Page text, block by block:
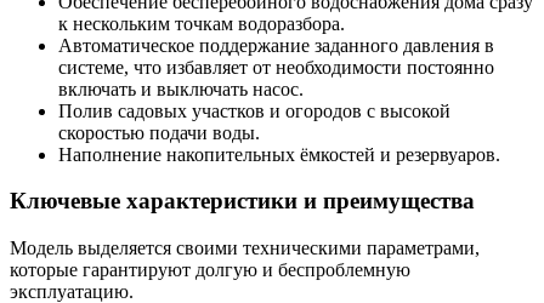
к нескольким точкам водоразбора.
Автоматическое поддержание заданного давления в
системе, что избавляет от необходимости постоянно
включать и выключать насос.
Полив садовых участков и огородов с высокой
скоростью подачи воды.
Наполнение накопительных ёмкостей и резервуаров.
Ключевые характеристики и преимущества
Модель выделяется своими техническими параметрами,
которые гарантируют долгую и беспроблемную
эксплуатацию.